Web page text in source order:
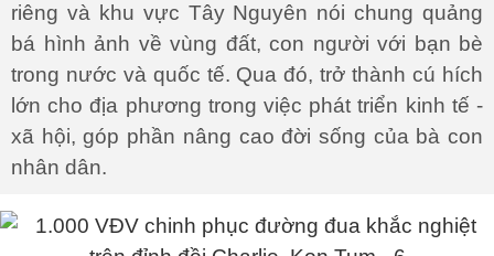
riêng và khu vực Tây Nguyên nói chung quảng
bá hình ảnh về vùng đất, con người với bạn bè
trong nước và quốc tế. Qua đó, trở thành cú hích
lớn cho địa phương trong việc phát triển kinh tế -
xã hội, góp phần nâng cao đời sống của bà con
nhân dân.